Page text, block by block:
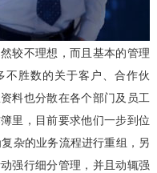
较不理想，而且基本的管理
胜数的关于客户、合作伙
料也分散在各个部门及员工
里，目前要求他们一步到位
杂的业务流程进行重组，另
强行细分管理，并且动辄强